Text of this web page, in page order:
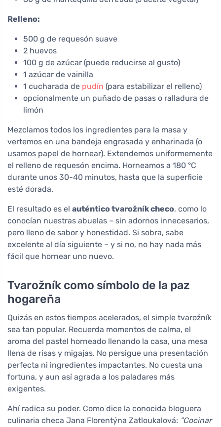
Relleno:
500 g de requesón suave
2 huevos
100 g de azúcar (puede reducirse al gusto)
1 azúcar de vainilla
1 cucharada de pudín (para estabilizar el relleno)
opcionalmente un puñado de pasas o ralladura de
limón
Mezclamos todos los ingredientes para la masa y
vertemos en una bandeja engrasada y enharinada (o
usamos papel de hornear). Extendemos uniformemente
el relleno de requesón encima. Horneamos a 180 °C
durante unos 30-40 minutos, hasta que la superficie
esté dorada.
El resultado es el auténtico tvarožník checo, como lo
conocían nuestras abuelas – sin adornos innecesarios,
pero lleno de sabor y honestidad. Si sobra, sabe
excelente al día siguiente – y si no, no hay nada más
fácil que hornear uno nuevo.
Tvarožník como símbolo de la paz
hogareña
Quizás en estos tiempos acelerados, el simple tvarožník
sea tan popular. Recuerda momentos de calma, el
aroma del pastel horneado llenando la casa, una mesa
llena de risas y migajas. No persigue una presentación
perfecta ni ingredientes impactantes. No cuesta una
fortuna, y aun así agrada a los paladares más
exigentes.
Ahí radica su poder. Como dice la conocida bloguera
culinaria checa Jana Florentýna Zatloukalová: "Cocinar